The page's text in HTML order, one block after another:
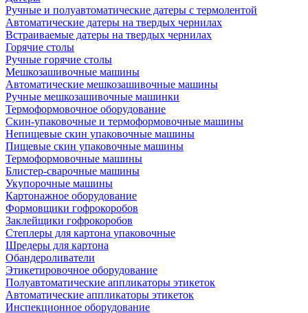
Ручные и полуавтоматические датеры с термолентой
Автоматические датеры на твердых чернилах
Встраиваемые датеры на твердых чернилах
Горячие столы
Ручные горячие столы
Мешкозашивочные машины
Автоматические мешкозашивочные машины
Ручные мешкозашивочные машинки
Термоформовочное оборудование
Скин-упаковочные и термоформовочные машины
Непищевые скин упаковочные машины
Пищевые скин упаковочные машины
Термоформовочные машины
Блистер-сварочные машины
Укупорочные машины
Картонажное оборудование
Формовщики гофрокоробов
Заклейщики гофрокоробов
Степлеры для картона упаковочные
Шредеры для картона
Обандероливатели
Этикетировочное оборудование
Полуавтоматические аппликаторы этикеток
Автоматические аппликаторы этикеток
Инспекционное оборудование